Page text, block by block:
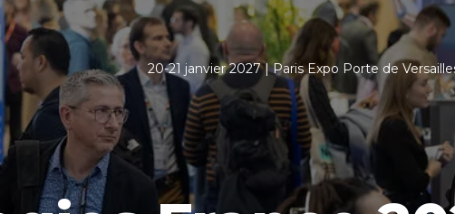
20-21 janvier 2027 | Paris Expo Porte de